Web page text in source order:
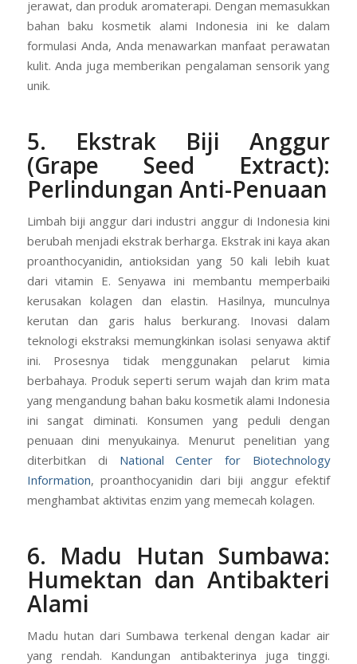
jerawat, dan produk aromaterapi. Dengan memasukkan
bahan baku kosmetik alami Indonesia ini ke dalam
formulasi Anda, Anda menawarkan manfaat perawatan
kulit. Anda juga memberikan pengalaman sensorik yang
unik.
5. Ekstrak Biji Anggur
(Grape Seed Extract):
Perlindungan Anti-Penuaan
Limbah biji anggur dari industri anggur di Indonesia kini
berubah menjadi ekstrak berharga. Ekstrak ini kaya akan
proanthocyanidin, antioksidan yang 50 kali lebih kuat
dari vitamin E. Senyawa ini membantu memperbaiki
kerusakan kolagen dan elastin. Hasilnya, munculnya
kerutan dan garis halus berkurang. Inovasi dalam
teknologi ekstraksi memungkinkan isolasi senyawa aktif
ini. Prosesnya tidak menggunakan pelarut kimia
berbahaya. Produk seperti serum wajah dan krim mata
yang mengandung bahan baku kosmetik alami Indonesia
ini sangat diminati. Konsumen yang peduli dengan
penuaan dini menyukainya. Menurut penelitian yang
diterbitkan di National Center for Biotechnology
Information, proanthocyanidin dari biji anggur efektif
menghambat aktivitas enzim yang memecah kolagen.
6. Madu Hutan Sumbawa:
Humektan dan Antibakteri
Alami
Madu hutan dari Sumbawa terkenal dengan kadar air
yang rendah. Kandungan antibakterinya juga tinggi.